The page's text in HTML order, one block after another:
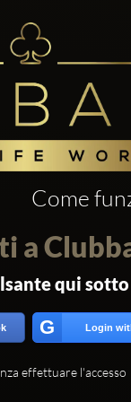
Come
a
qui
G Login
effettuare l'accesso